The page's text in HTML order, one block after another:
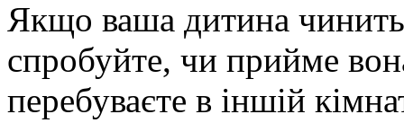
Якщо ваша дитина
спробуйте, чи прийме
перебуваєте в іншій